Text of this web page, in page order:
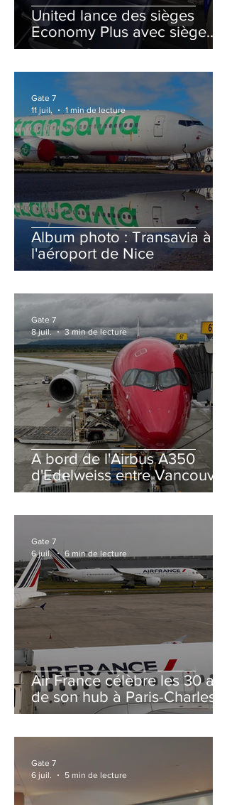
United lance des sièges
Economy Plus avec siège
central neutralisé
Album photo : Transavia à
l'aéroport de Nice
Gate 7
11 juil.
1 min de lecture
A bord de l'Airbus A350
d'Edelweiss entre Vancouver
et Zurich
Gate 7
8 juil.
3 min de lecture
Air France célèbre les 30 ans
de son hub à Paris-Charles
de Gaulle
Gate 7
6 juil.
6 min de lecture
Gate 7
6 juil.
5 min de lecture